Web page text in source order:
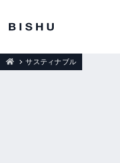
サスティナブル